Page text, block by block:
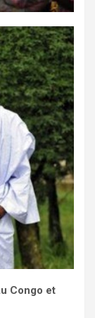
Congo et